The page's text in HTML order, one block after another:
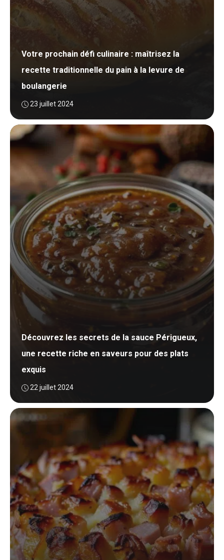
Votre prochain défi culinaire : maîtrisez la
recette traditionnelle du pain à la levure de
boulangerie
23 juillet 2024
Découvrez les secrets de la sauce Périgueux,
une recette riche en saveurs pour des plats
exquis
22 juillet 2024